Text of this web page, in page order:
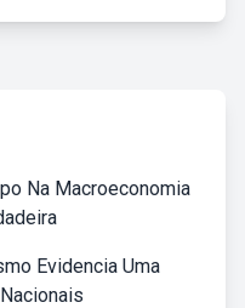
Na Macroeconomia
Evidencia Uma